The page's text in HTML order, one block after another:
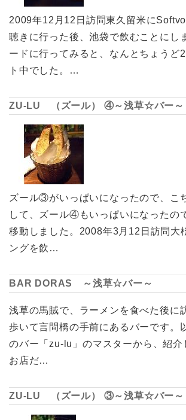
2009年12月12日訪問東久留米に
聴きに行った後、池袋で飲むことにし
ードに行ってみると、なんとちょうど
ト中でした。…
ZU-LU （ズール） ④～浅草☆バー～
ズール③がいっぱいになったので、こ
して、ズール④もいっぱいになったの
移動しました。2008年3月12日訪問大
ングを飲…
BAR DORAS ～浅草☆バー～
浅草の馬賊で、ラーメンを食べた後に
歩いて言問橋の手前にあるバーです。
のバー「zu-lu」のマスターから、紹介
お店だ…
ZU-LU （ズール） ③～浅草☆バー～